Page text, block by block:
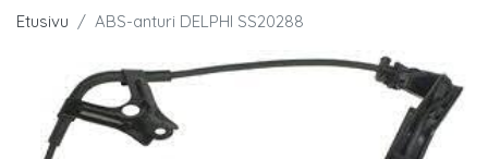
Etusivu ABS-anturi DELPHI SS20288